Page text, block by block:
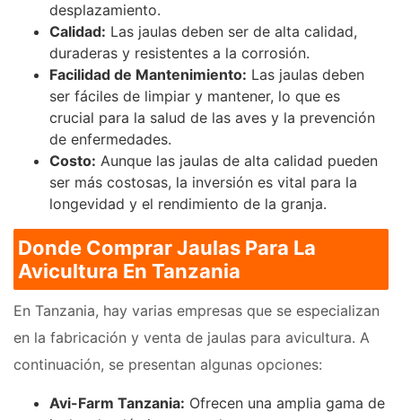
desplazamiento.
Calidad: Las jaulas deben ser de alta calidad,
duraderas y resistentes a la corrosión.
Facilidad de Mantenimiento: Las jaulas deben
ser fáciles de limpiar y mantener, lo que es
crucial para la salud de las aves y la prevención
de enfermedades.
Costo: Aunque las jaulas de alta calidad pueden
ser más costosas, la inversión es vital para la
longevidad y el rendimiento de la granja.
Donde Comprar Jaulas Para La
Avicultura En Tanzania
En Tanzania, hay varias empresas que se especializan
en la fabricación y venta de jaulas para avicultura. A
continuación, se presentan algunas opciones:
Avi-Farm Tanzania: Ofrecen una amplia gama de